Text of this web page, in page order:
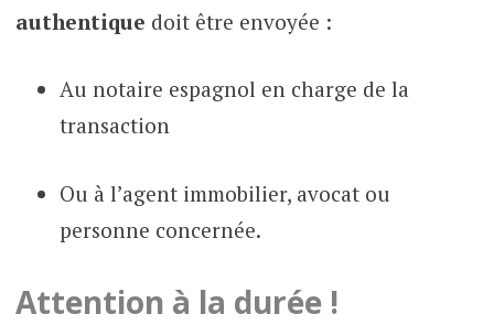
authentique doit être envoyée :
Au notaire espagnol en charge de la
transaction
Ou à l’agent immobilier, avocat ou
personne concernée.
Attention à la durée !